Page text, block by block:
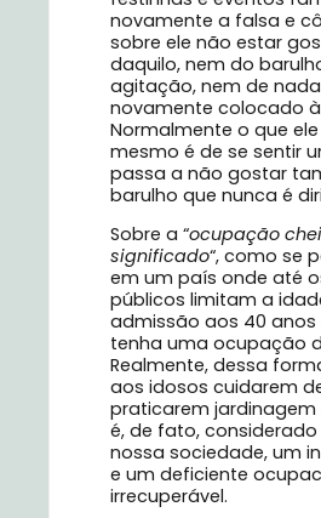
novamente a falsa e
sobre ele não estar
daquilo, nem do
agitação, nem de
novamente colocado
Normalmente o que
mesmo é de se sentir
passa a não gostar
barulho que nunca é
Sobre a “ocupação
significado“, como se
em um país onde até
públicos limitam a
admissão aos 40 anos
tenha uma ocupação
Realmente, dessa
aos idosos cuidarem
praticarem jardinagem
é, de fato,
nossa sociedade, um
e um deficiente
irrecuperável.